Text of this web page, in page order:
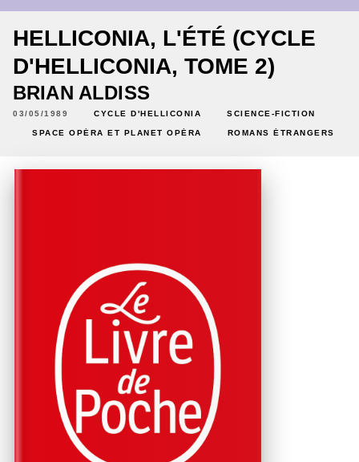
HELLICONIA, L'ÉTÉ (CYCLE
D'HELLICONIA, TOME 2)
BRIAN ALDISS
03/05/1989 CYCLE D'HELLICONIA SCIENCE-FICTION
SPACE OPÉRA ET PLANET OPÉRA ROMANS ÉTRANGERS